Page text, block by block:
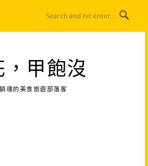
，甲飽沒
魂的美食旅遊部落客